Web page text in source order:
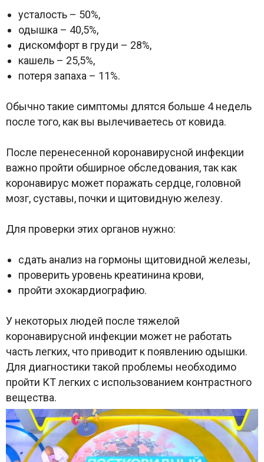
усталость – 50%,
одышка – 40,5%,
дискомфорт в груди – 28%,
кашель – 25,5%,
потеря запаха – 11%.
Обычно такие симптомы длятся больше 4 недель
после того, как вы вылечиваетесь от ковида.
После перенесенной коронавирусной инфекции
важно пройти обширное обследования, так как
коронавирус может поражать сердце, головной
мозг, суставы, почки и щитовидную железу.
Для проверки этих органов нужно:
сдать анализ на гормоны щитовидной железы,
проверить уровень креатинина крови,
пройти эхокардиографию.
У некоторых людей после тяжелой
коронавирусной инфекции может не работать
часть легких, что приводит к появлению одышки.
Для диагностики такой проблемы необходимо
пройти КТ легких с использованием контрастного
вещества.